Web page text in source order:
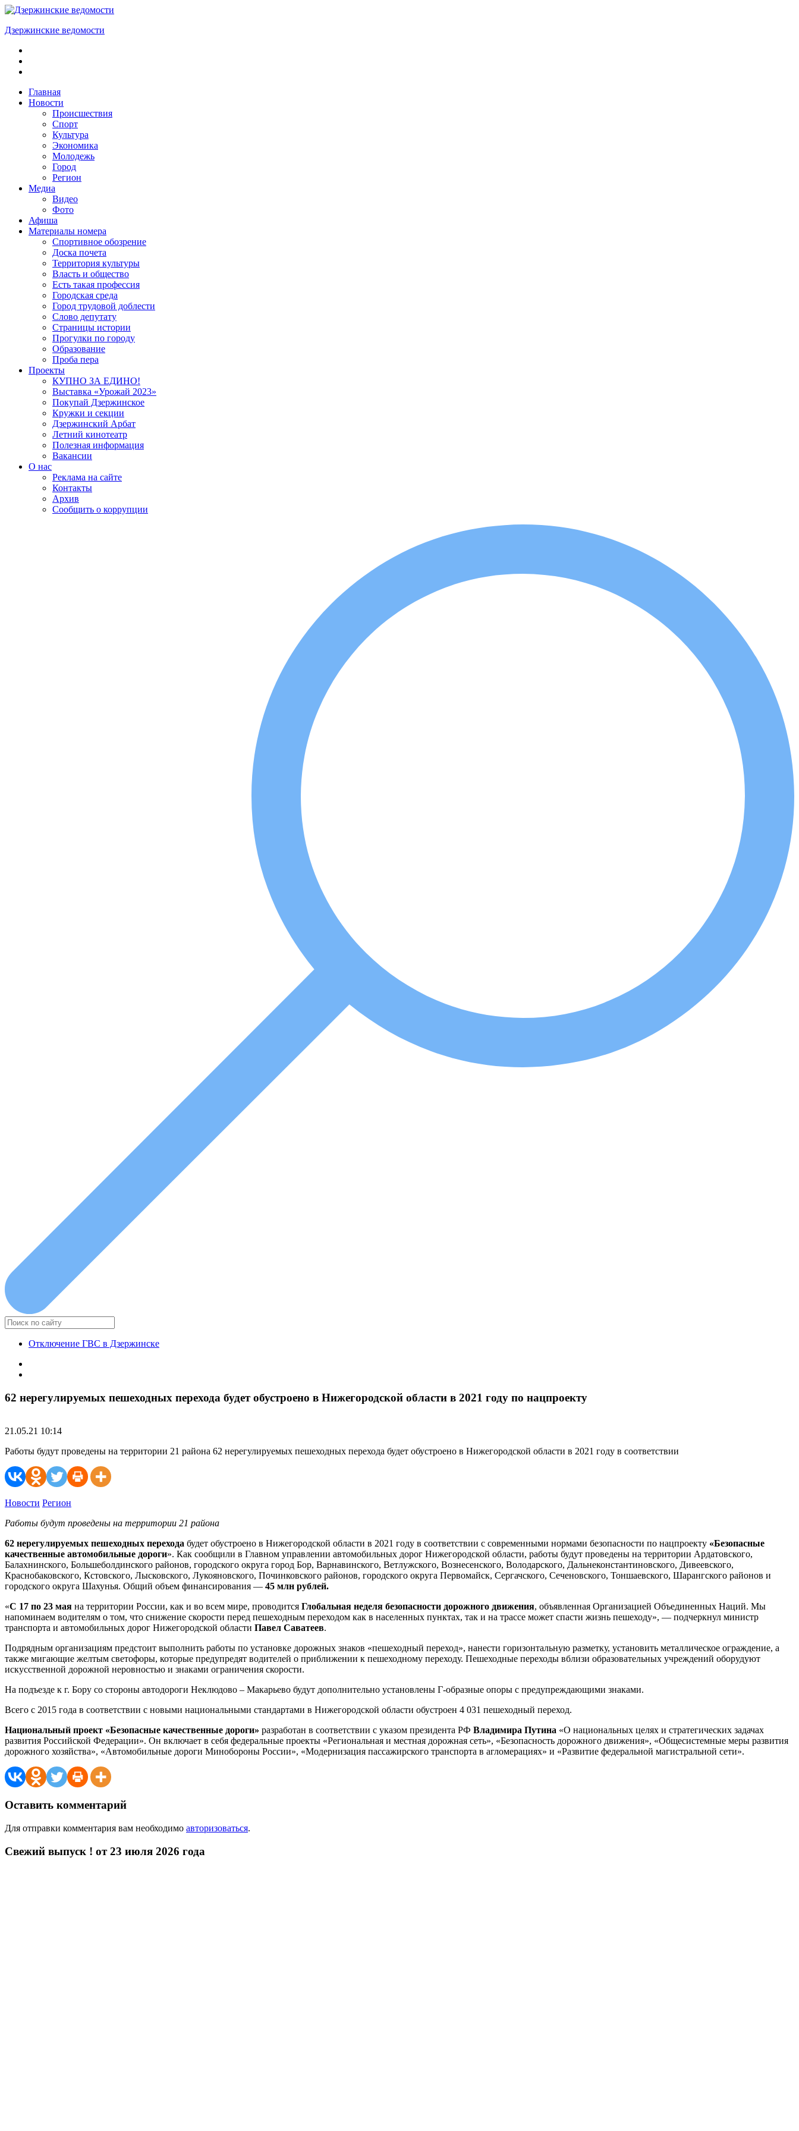
Skip
content
Дзержинские ведомости
ОБЩЕСТВЕННО-
ПОЛИТИЧЕСКАЯ
ГАЗЕТАГлавная
Новости
Происшествия
Спорт
Культура
Экономика
Молодежь
Город
Регион
Медиа
Видео
Фото
Афиша
Материалы номера
Спортивное обозрение
Доска почета
Территория культуры
Власть и общество
Есть такая профессия
Городская среда
Город трудовой доблести
Слово депутату
Страницы истории
Прогулки по городу
Образование
Проба пера
Проекты
КУПНО ЗА ЕДИНО!
Выставка «Урожай 2023»
Покупай Дзержинское
Кружки и секции
Дзержинский Арбат
Летний кинотеатр
Полезная информация
Вакансии
О нас
Реклама на сайте
Контакты
Архив
Сообщить о коррупции
Отключение ГВС в Дзержинске
62 нерегулируемых пешеходных перехода будет обустроено в Нижегородской области в 2021 году по нацпроекту
21.05.21 10:14
Работы будут проведены на территории 21 района 62 нерегулируемых пешеходных перехода будет обустроено в Нижегородской области в 2021 году в соответствии
Новости Регион
Работы будут проведены на территории 21 района
62 нерегулируемых пешеходных перехода будет обустроено в Нижегородской области в 2021 году в соответствии с современными нормами безопасности по нацпроекту «Безопасные
качественные автомобильные дороги». Как сообщили в Главном управлении автомобильных дорог Нижегородской области, работы будут проведены на территории Ардатовского,
Балахнинского, Большеболдинского районов, городского округа город Бор, Варнавинского, Ветлужского, Вознесенского, Володарского, Дальнеконстантиновского, Дивеевского,
Краснобаковского, Кстовского, Лысковского, Лукояновского, Починковского районов, городского округа Первомайск, Сергачского, Сеченовского, Тоншаевского, Шарангского районов и
городского округа Шахунья. Общий объем финансирования — 45 млн рублей.
«С 17 по 23 мая на территории России, как и во всем мире, проводится Глобальная неделя безопасности дорожного движения, объявленная Организацией Объединенных Наций. Мы
напоминаем водителям о том, что снижение скорости перед пешеходным переходом как в населенных пунктах, так и на трассе может спасти жизнь пешеходу», — подчеркнул министр
транспорта и автомобильных дорог Нижегородской области Павел Саватеев.
Подрядным организациям предстоит выполнить работы по установке дорожных знаков «пешеходный переход», нанести горизонтальную разметку, установить металлическое ограждение, а
также мигающие желтым светофоры, которые предупредят водителей о приближении к пешеходному переходу. Пешеходные переходы вблизи образовательных учреждений оборудуют
искусственной дорожной неровностью и знаками ограничения скорости.
На подъезде к г. Бору со стороны автодороги Неклюдово – Макарьево будут дополнительно установлены Г-образные опоры с предупреждающими знаками.
Всего с 2015 года в соответствии с новыми национальными стандартами в Нижегородской области обустроен 4 031 пешеходный переход.
Национальный проект «Безопасные качественные дороги» разработан в соответствии с указом президента РФ Владимира Путина «О национальных целях и стратегических задачах
развития Российской Федерации». Он включает в себя федеральные проекты «Региональная и местная дорожная сеть», «Безопасность дорожного движения», «Общесистемные меры развития
дорожного хозяйства», «Автомобильные дороги Минобороны России», «Модернизация пассажирского транспорта в агломерациях» и «Развитие федеральной магистральной сети».
Оставить комментарий
Для отправки комментария вам необходимо авторизоваться.
Свежий выпуск ! от 23 июля 2026 года